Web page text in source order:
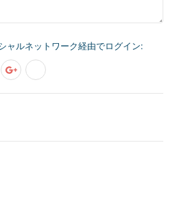
ャルネットワーク経由でログイン: